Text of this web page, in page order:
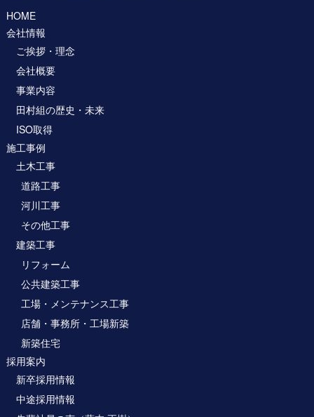
HOME
会社情報
ご挨拶・理念
会社概要
事業内容
田村組の歴史・未来
ISO取得
施工事例
土木工事
道路工事
河川工事
その他工事
建築工事
リフォーム
公共建築工事
工場・メンテナンス工事
店舗・事務所・工場新築
新築住宅
採用案内
新卒採用情報
中途採用情報